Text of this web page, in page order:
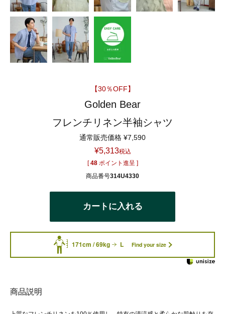
【30％OFF】
Golden Bear
フレンチリネン半袖シャツ
通常販売価格 ¥7,590
¥5,313税込
[ 48 ポイント進呈 ]
商品番号314U4330
カートに入れる
171cm / 69kg L Find your size
商品説明